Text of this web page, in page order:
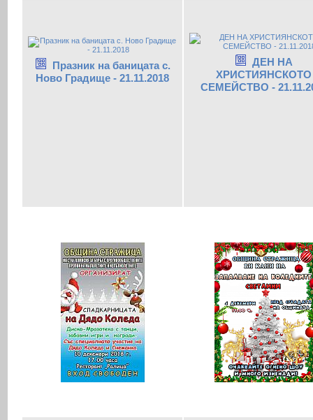
Празник на баницата с.
Ново Градище - 21.11.2018
ДЕН НА
ХРИСТИЯНСКОТО
СЕМЕЙСТВО -